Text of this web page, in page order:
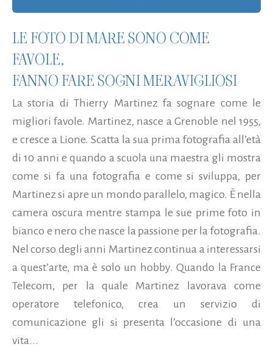
LE FOTO DI MARE SONO COME
FAVOLE,
FANNO FARE SOGNI MERAVIGLIOSI
La storia di Thierry Martinez fa sognare come le
migliori favole. Martinez, nasce a Grenoble nel 1955,
e cresce a Lione. Scatta la sua prima fotografia all’età
di 10 anni e quando a scuola una maestra gli mostra
come si fa una fotografia e come si sviluppa, per
Martinez si apre un mondo parallelo, magico. È nella
camera oscura mentre stampa le sue prime foto in
bianco e nero che nasce la passione per la fotografia.
Nel corso degli anni Martinez continua a interessarsi
a quest’arte, ma è solo un hobby. Quando la France
Telecom, per la quale Martinez lavorava come
operatore telefonico, crea un servizio di
comunicazione gli si presenta l’occasione di una
vita...